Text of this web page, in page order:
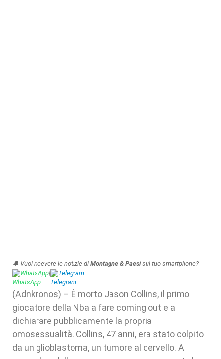
🔔 Vuoi ricevere le notizie di Montagne & Paesisul tuo smartphone?
WhatsApp| Telegram
(Adnkronos) – È morto Jason Collins, il primo
giocatore della Nba a fare coming out e a
dichiarare pubblicamente la propria
omosessualità. Collins, 47 anni, era stato colpito
da un glioblastoma, un tumore al cervello. A